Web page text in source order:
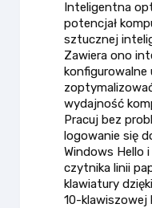
Inteligentna
potencjał
sztucznej
Zawiera ono
konfigurowalne
wydajność
Pracuj bez
logowanie się
Windows Hello
czytnika linii
klawiatury
10-klawiszowej